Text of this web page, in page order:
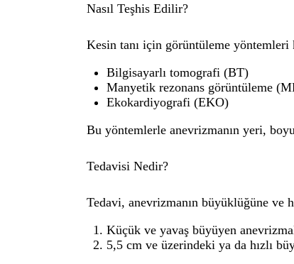
Nasıl Teşhis Edilir?
Kesin tanı için görüntüleme yöntemleri
Bilgisayarlı tomografi (BT)
Manyetik rezonans görüntüleme
Ekokardiyografi (EKO)
Bu yöntemlerle anevrizmanın yeri,
Tedavisi Nedir?
Tedavi, anevrizmanın büyüklüğüne ve
Küçük ve yavaş büyüyen
5,5 cm ve üzerindeki ya da hızlı